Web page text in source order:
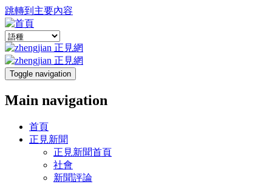
跳轉到主要內容
Toggle navigation
Main navigation
首頁
正見新聞
正見新聞首頁
社會
新聞評論